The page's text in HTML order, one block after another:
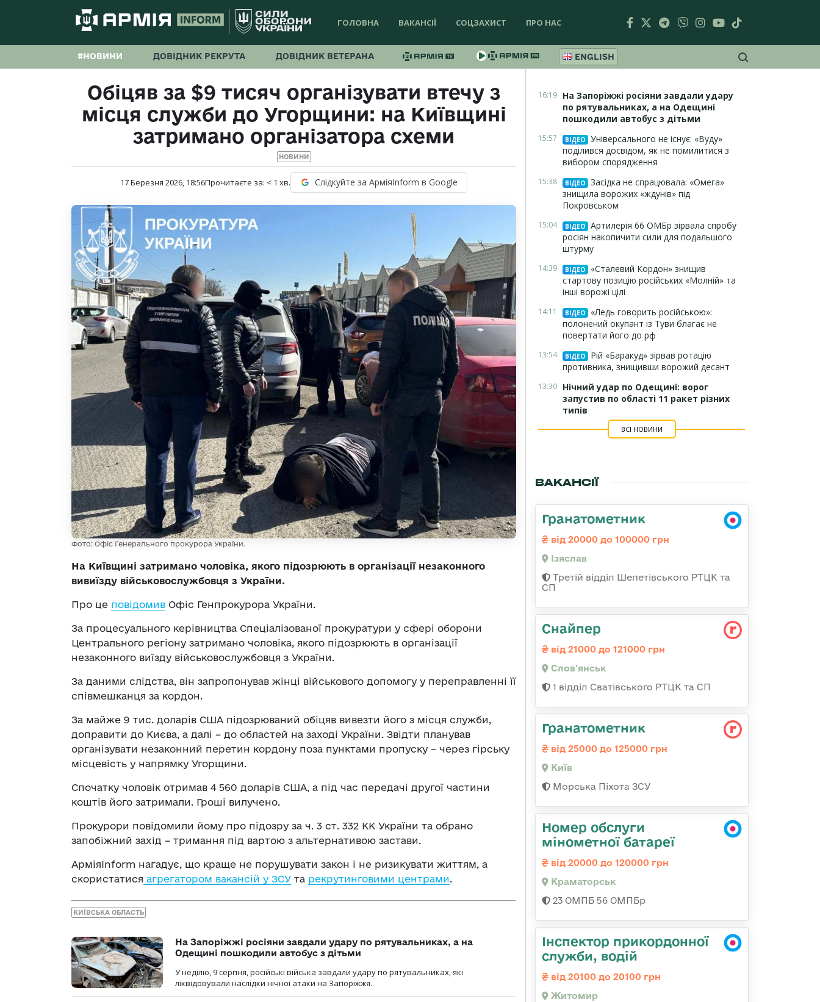
ГОЛОВНА ВАКАНСІЇ СОЦЗАХИСТ ПРО НАС
#НОВИНИ ДОВІДНИК РЕКРУТА ДОВІДНИК ВЕТЕРАНА ENGLISH
Обіцяв за $9 тисяч організувати втечу з
місця служби до Угорщини: на Київщині
затримано організатора схеми
НОВИНИ
17 Березня 2026, 18:56Прочитаєте за: < 1 хв. Слідкуйте за АрміяInform в Google
Фото: Офіс Генерального прокурора України.
На Київщині затримано чоловіка, якого підозрюють в організації незаконного
вивиїзду військовослужбовця з України.
Про це повідомив Офіс Генпрокурора України.
За процесуального керівництва Спеціалізованої прокуратури у сфері оборони
Центрального регіону затримано чоловіка, якого підозрюють в організації
незаконного виїзду військовослужбовця з України.
За даними слідства, він запропонував жінці військового допомогу у переправленні її
співмешканця за кордон.
За майже 9 тис. доларів США підозрюваний обіцяв вивезти його з місця служби,
доправити до Києва, а далі – до областей на заході України. Звідти планував
організувати незаконний перетин кордону поза пунктами пропуску – через гірську
місцевість у напрямку Угорщини.
Спочатку чоловік отримав 4 560 доларів США, а під час передачі другої частини
коштів його затримали. Гроші вилучено.
Прокурори повідомили йому про підозру за ч. 3 ст. 332 КК України та обрано
запобіжний захід – тримання під вартою з альтернативою застави.
АрміяInform нагадує, що краще не порушувати закон і не ризикувати життям, а
скористатися агрегатором вакансій у ЗСУ та рекрутинговими центрами
КИЇВСЬКА ОБЛАСТЬ
На Запоріжжі росіяни завдали удару по рятувальниках, а на
Одещині пошкодили автобус з дітьми
У неділю, 9 серпня, російські війська завдали удару по рятувальниках, які
ліквідовували наслідки нічної атаки на Запоріжжя.
16:19 На Запоріжжі росіяни завдали удару
по рятувальниках, а на Одещині
пошкодили автобус з дітьми
15:57 ВІДЕО
Універсального не існує: «Вуду»
поділився досвідом, як не помилитися з
вибором спорядження
15:38 ВІДЕО
Засідка не спрацювала: «Омега»
знищила ворожих «ждунів» під
Покровськом
15:04 ВІДЕО
Артилерія 66 ОМБр зірвала спробу
росіян накопичити сили для подальшого
штурму
14:39 ВІДЕО
«Сталевий Кордон» знищив
стартову позицію російських «Молній» та
інші ворожі цілі
14:11 ВІДЕО
«Ледь говорить російською»:
полонений окупант із Туви благає не
повертати його до рф
13:54 ВІДЕО
Рій «Баракуд» зірвав ротацію
противника, знищивши ворожий десант
13:30 Нічний удар по Одещині: ворог
запустив по області 11 ракет різних
типів
ВСІ НОВИНИ
ВАКАНСІЇ
Гранатометник
від 20000 до 100000 грн
Ізяслав
Третій відділ Шепетівського РТЦК та
СП
Снайпер
від 21000 до 121000 грн
Слов'янськ
1 відділ Сватівського РТЦК та СП
Гранатометник
від 25000 до 125000 грн
Київ
Морська Піхота ЗСУ
Номер обслуги
мінометної батареї
від 20000 до 120000 грн
Краматорськ
23 ОМПБ 56 ОМПБр
Інспектор прикордонної
служби, водій
від 20100 до 20100 грн
Житомир